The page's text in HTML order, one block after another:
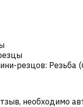
резцов: Резьба
необходимо